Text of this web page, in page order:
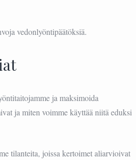
vedonlyöntipäätöksiä.
ja maksimoida
ja miten voimme käyttää niitä eduksi
tilanteita, joissa kertoimet aliarvioivat